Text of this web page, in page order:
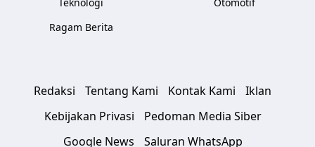
Ragam Berita
Redaksi Tentang Kami Kontak Kami
Iklan
Kebijakan Privasi
Pedoman Media Siber
Google News
Saluran WhatsApp